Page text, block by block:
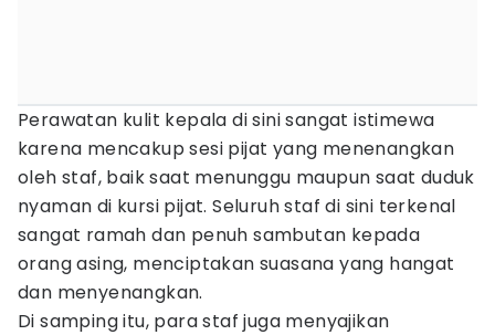
Perawatan kulit kepala di sini sangat istimewa
karena mencakup sesi pijat yang menenangkan
oleh staf, baik saat menunggu maupun saat duduk
nyaman di kursi pijat. Seluruh staf di sini terkenal
sangat ramah dan penuh sambutan kepada
orang asing, menciptakan suasana yang hangat
dan menyenangkan.
Di samping itu, para staf juga menyajikan